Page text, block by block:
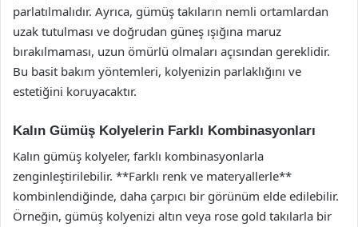
parlatılmalıdır. Ayrıca, gümüş takıların nemli ortamlardan
uzak tutulması ve doğrudan güneş ışığına maruz
bırakılmaması, uzun ömürlü olmaları açısından gereklidir.
Bu basit bakım yöntemleri, kolyenizin parlaklığını ve
estetiğini koruyacaktır.
Kalın Gümüş Kolyelerin Farklı Kombinasyonları
Kalın gümüş kolyeler, farklı kombinasyonlarla
zenginleştirilebilir. **Farklı renk ve materyallerle**
kombinlendiğinde, daha çarpıcı bir görünüm elde edilebilir.
Örneğin, gümüş kolyenizi altın veya rose gold takılarla bir